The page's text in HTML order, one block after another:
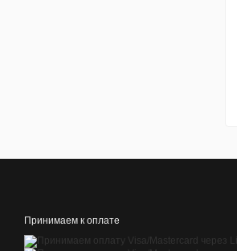
Принимаем к оплате